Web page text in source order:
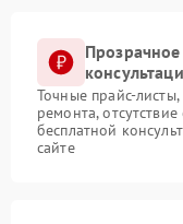
Точные прайс-
ремонта,
бесплатной
сайте